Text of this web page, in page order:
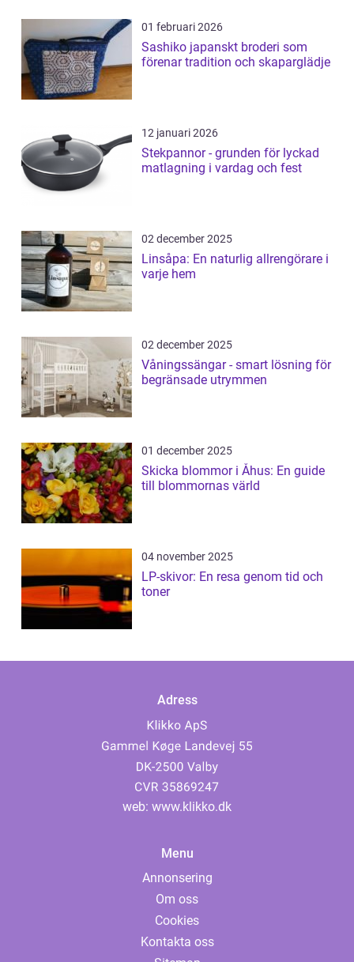
01 februari 2026
Sashiko japanskt broderi som
förenar tradition och skaparglädje
12 januari 2026
Stekpannor - grunden för lyckad
matlagning i vardag och fest
02 december 2025
Linsåpa: En naturlig allrengörare i
varje hem
02 december 2025
Våningssängar - smart lösning för
begränsade utrymmen
01 december 2025
Skicka blommor i Åhus: En guide
till blommornas värld
04 november 2025
LP-skivor: En resa genom tid och
toner
Adress
web: www.klikko.dk
Menu
Annonsering
Om oss
Cookies
Kontakta oss